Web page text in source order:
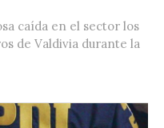
caída en el sector los
de Valdivia durante la